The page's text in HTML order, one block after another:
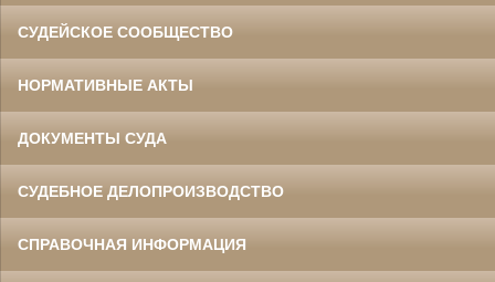
СУДЕЙСКОЕ СООБЩЕСТВО
НОРМАТИВНЫЕ АКТЫ
ДОКУМЕНТЫ СУДА
СУДЕБНОЕ ДЕЛОПРОИЗВОДСТВО
СПРАВОЧНАЯ ИНФОРМАЦИЯ